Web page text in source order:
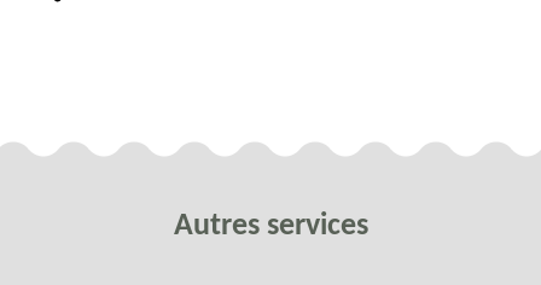
Autres services